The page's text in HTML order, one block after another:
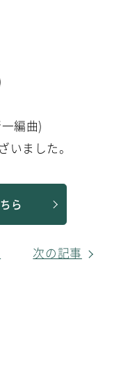
編曲)
いました。
ら
次の記事